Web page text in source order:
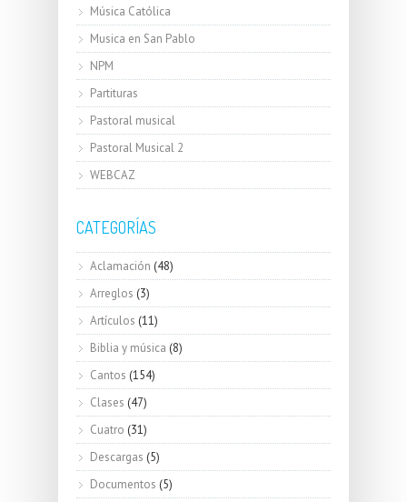
Música Católica
Musica en San Pablo
NPM
Partituras
Pastoral musical
Pastoral Musical 2
WEBCAZ
CATEGORÍAS
Aclamación (48)
Arreglos (3)
Artículos (11)
Biblia y música (8)
Cantos (154)
Clases (47)
Cuatro (31)
Descargas (5)
Documentos (5)